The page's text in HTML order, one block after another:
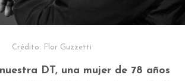
Crédito: Flor Guzzetti
DT, una mujer de 78 años